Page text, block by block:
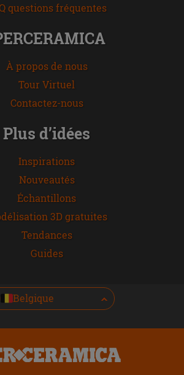
questions fréquentes
À propos de nous
Tour Virtuel
Contactez-nous
Plus d’idées
Inspirations
Nouveautés
Échantillons
3D gratuites
Tendances
Guides
Belgique